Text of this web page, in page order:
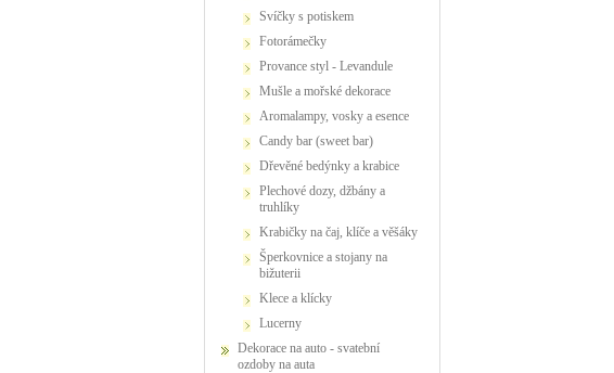
Svíčky s potiskem
Fotorámečky
Provance styl - Levandule
Mušle a mořské dekorace
Aromalampy, vosky a esence
Candy bar (sweet bar)
Dřevěné bedýnky a krabice
Plechové dozy, džbány a
truhlíky
Krabičky na čaj, klíče a věšáky
Šperkovnice a stojany na
bižuterii
Klece a klícky
Lucerny
Dekorace na auto - svatební
ozdoby na auta